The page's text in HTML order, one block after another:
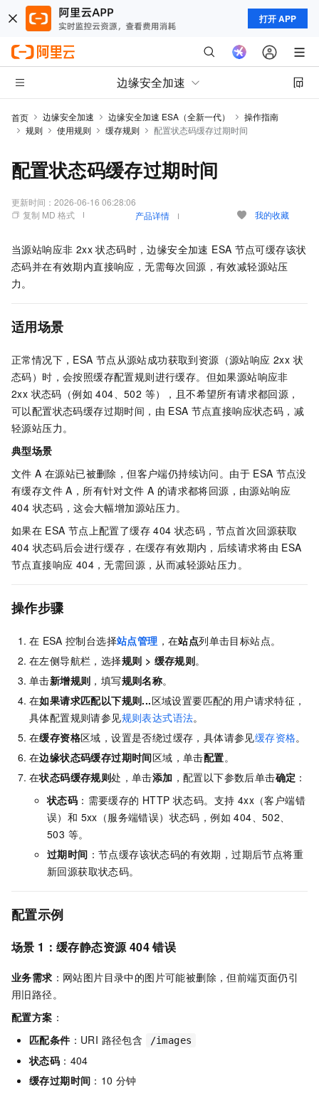
打开 APP
边缘安全加速
首页 边缘安全加速 边缘安全加速 ESA（全新一代）
操作指南
规则
使用规则 缓存规则 配置状态码缓存过期时间
配置状态码缓存过期时间
更新时间： 2026-06-16 06:28:06
复制 MD 格式
产品详情 我的收藏
当源站响应非 2xx 状态码时，边缘安全加速 ESA 节点可缓存该状
态码并在有效期内直接响应，无需每次回源，有效减轻源站压
力。
适用场景
正常情况下， ESA 节点从源站成功获取到资源（源站响应 2xx 状
态码）时，会按照缓存配置规则进行缓存。但如果源站响应非
2xx 状态码（例如 404、502 等），且不希望所有请求都回源，
可以配置状态码缓存过期时间，由 ESA 节点直接响应状态码，减
轻源站压力。
典型场景
文件 A 在源站已被删除，但客户端仍持续访问。由于 ESA 节点没
有缓存文件 A，所有针对文件 A 的请求都将回源，由源站响应
404 状态码，这会大幅增加源站压力。
如果在 ESA 节点上配置了缓存 404 状态码，节点首次回源获取
404 状态码后会进行缓存，在缓存有效期内，后续请求将由 ESA
节点直接响应 404，无需回源，从而减轻源站压力。
操作步骤
在 ESA 控制台选择站点管理 ，在站点列单击目标站点。
在左侧导航栏，选择规则 > 缓存规则。
单击新增规则 ，填写规则名称。
在如果请求匹配以下规则...区域设置要匹配的用户请求特征，
具体配置规则请参见规则表达式语法。
在缓存资格区域，设置是否绕过缓存，具体请参见缓存资格。
在边缘状态码缓存过期时间区域，单击配置。
在状态码缓存规则处，单击添加 ，配置以下参数后单击确定 ：
状态码 ：需要缓存的 HTTP 状态码。支持 4xx（客户端错
误）和 5xx（服务端错误）状态码，例如 404、502、
503 等。
过期时间 ：节点缓存该状态码的有效期，过期后节点将重
新回源获取状态码。
配置示例
场景 1：缓存静态资源 404 错误
业务需求 ：网站图片目录中的图片可能被删除，但前端页面仍引
用旧路径。
配置方案 ：
匹配条件 ：URI 路径包含 /images
状态码 ：404
缓存过期时间 ：10 分钟